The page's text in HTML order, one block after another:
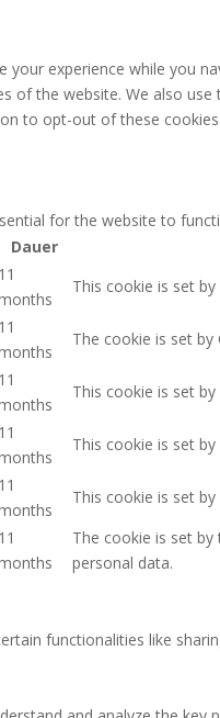
your experience while you
of the website. We also
to opt-out of these
for the website to
Dauer
11
This cookie is set
11
The cookie is set
11
This cookie is set
11
This cookie is set
11
This cookie is set
11
The cookie is set
personal data.
functionalities like